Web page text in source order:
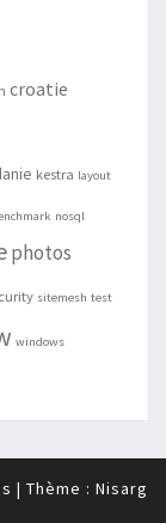
croatie
kestra layout
nosql
photos
sitemesh test
windows
| Thème : Nisarg